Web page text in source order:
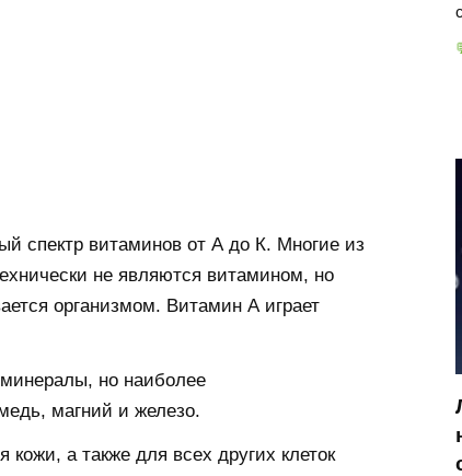
спектр витаминов от А до К. Многие из
не являются витамином, но
организмом. Витамин А играет
но наиболее
магний и железо.
а также для всех других клеток